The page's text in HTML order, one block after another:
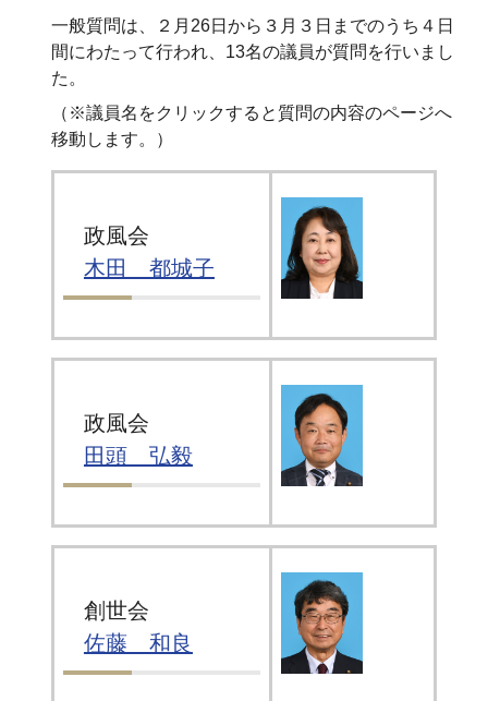
一般質問は、２月26日から３月３日までのうち４日
間にわたって行われ、13名の議員が質問を行いまし
た。
（※議員名をクリックすると質問の内容のページへ
移動します。）
政風会
木田 都城子
政風会
田頭 弘毅
創世会
佐藤 和良